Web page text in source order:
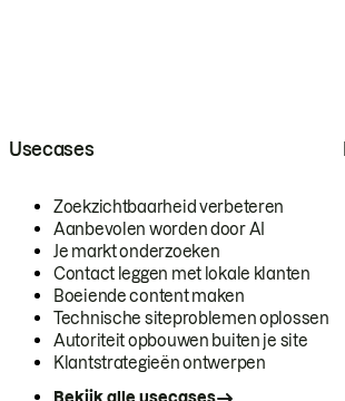
Usecases
Zoekzichtbaarheid verbeteren
Aanbevolen worden door AI
Je markt onderzoeken
Contact leggen met lokale klanten
Boeiende content maken
Technische siteproblemen oplossen
Autoriteit opbouwen buiten je site
Klantstrategieën ontwerpen